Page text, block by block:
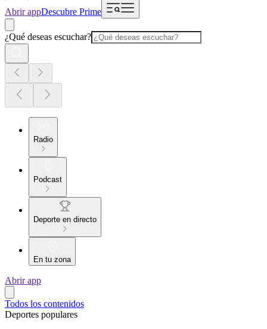
Abrir appDescubre Prime
¿Qué deseas escuchar?
Radio
Podcast
Deporte en directo
En tu zona
Abrir app
Todos los contenidos
Deportes populares